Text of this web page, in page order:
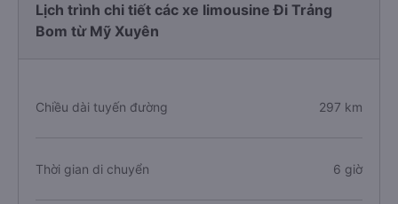
Lịch trình chi tiết các xe limousine Đi Trảng
Bom từ Mỹ Xuyên
Chiều dài tuyến đường 297 km
Thời gian di chuyển 6 giờ